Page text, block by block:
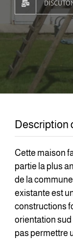
Description
Cette maison
partie la plus
de la
existante est
constructions
orientation sud
pas permettre